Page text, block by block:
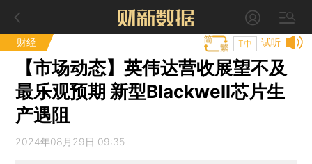
财经 试听
T中
【市场动态】英伟达营收展望不及
最乐观预期 新型Blackwell芯片生
产遇阻
2024年08月29日 09:35